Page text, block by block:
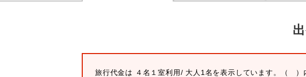
旅行代金は ４名１室利用/ 大人1名を表示しています。
（ ）